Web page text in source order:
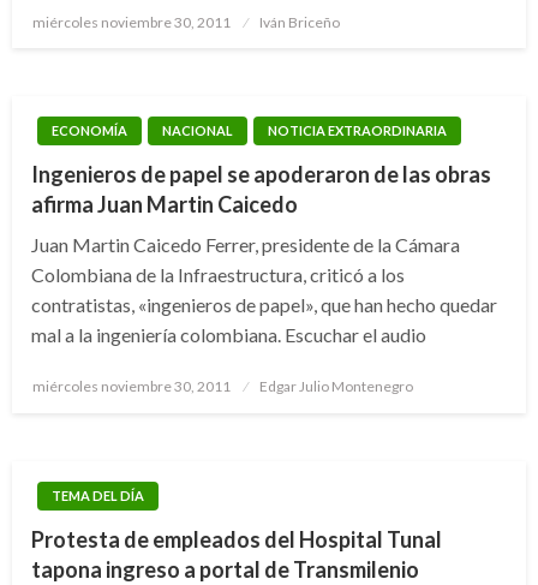
Publicado
miércoles noviembre 30, 2011 Iván Briceño
ECONOMÍA NACIONAL NOTICIA EXTRAORDINARIA
Ingenieros de papel se apoderaron de las obras
afirma Juan Martin Caicedo
Juan Martin Caicedo Ferrer, presidente de la Cámara
Colombiana de la Infraestructura, criticó a los
contratistas, «ingenieros de papel», que han hecho quedar
mal a la ingeniería colombiana. Escuchar el audio
Publicado
miércoles noviembre 30, 2011 Edgar Julio Montenegro
TEMA DEL DÍA
Protesta de empleados del Hospital Tunal
tapona ingreso a portal de Transmilenio